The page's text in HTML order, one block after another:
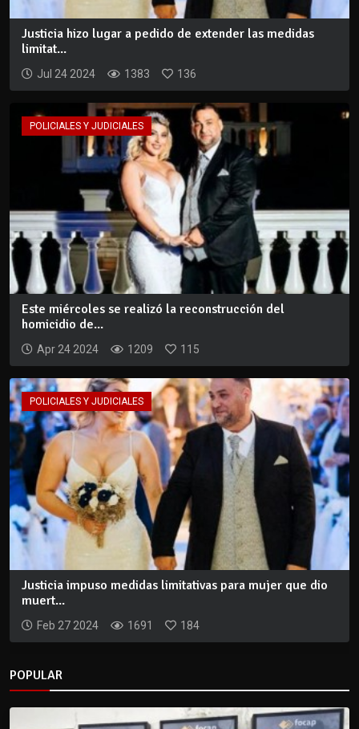
Justicia hizo lugar a pedido de extender las medidas
limitat...
Jul 24 2024 1383 136
POLICIALES Y JUDICIALES
Este miércoles se realizó la reconstrucción del
homicidio de...
Apr 24 2024 1209 115
POLICIALES Y JUDICIALES
Justicia impuso medidas limitativas para mujer que dio
muert...
Feb 27 2024 1691 184
POPULAR